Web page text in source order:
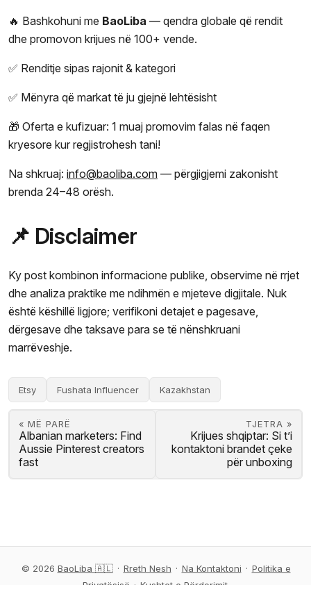
🔥 Bashkohuni me BaoLiba — qendra globale që rendit
dhe promovon krijues në 100+ vende.
✅ Renditje sipas rajonit & kategori
✅ Mënyra që markat të ju gjejnë lehtësisht
🎁 Oferta e kufizuar: 1 muaj promovim falas në faqen
kryesore kur regjistrohesh tani!
Na shkruaj: info@baoliba.com — përgjigjemi zakonisht
brenda 24–48 orësh.
📌 Disclaimer
Ky post kombinon informacione publike, observime në rrjet
dhe analiza praktike me ndihmën e mjeteve digjitale. Nuk
është këshillë ligjore; verifikoni detajet e pagesave,
dërgesave dhe taksave para se të nënshkruani
marrëveshje.
Etsy Fushata Influencer Kazakhstan
« MË PARË
Albanian marketers: Find
Aussie Pinterest creators
fast
TJETRA »
Krijues shqiptar: Si t’i
kontaktoni brandet çeke
për unboxing
© 2026 BaoLiba 🇦🇱 · Rreth Nesh · Na Kontaktoni · Politika e
Privatësisë · Kushtet e Përdorimit